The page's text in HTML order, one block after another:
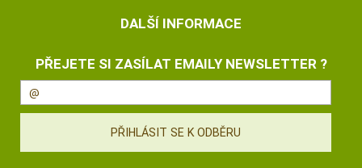
DALŠÍ INFORMACE
PŘEJETE SI ZASÍLAT EMAILY NEWSLETTER ?